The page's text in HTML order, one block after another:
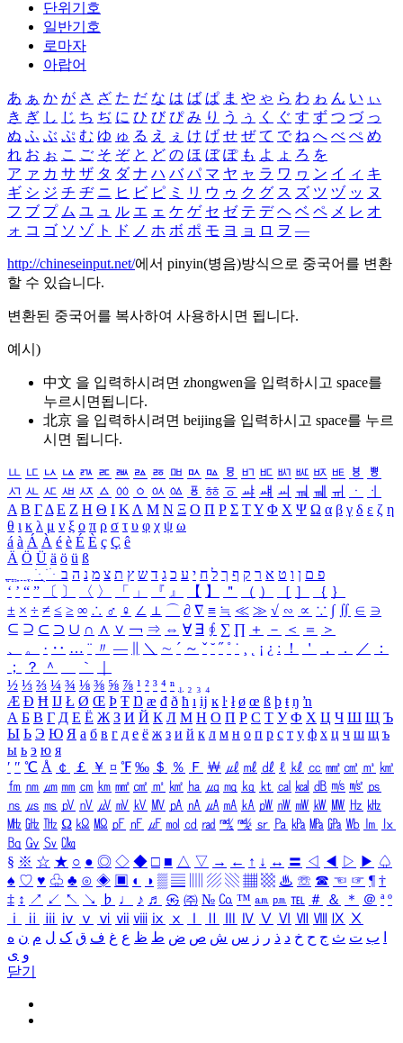
단위기호
일반기호
로마자
아랍어
あ ぁ か が さ ざ た だ な は ば ぱ ま や ゃ ら わ ゎ ん い ぃ
き ぎ し じ ち ぢ に ひ び ぴ み り う ぅ く ぐ す ず つ づ っ
ぬ ふ ぶ ぷ む ゆ ゅ る え ぇ け げ せ ぜ て で ね へ べ ぺ め
れ お ぉ こ ご そ ぞ と ど の ほ ぼ ぽ も よ ょ ろ を
ア ァ カ サ ザ タ ダ ナ ハ バ パ マ ヤ ャ ラ ワ ヮ ン イ ィ キ
ギ シ ジ チ ヂ ニ ヒ ビ ピ ミ リ ウ ゥ ク グ ス ズ ツ ヅ ッ ヌ
フ ブ プ ム ユ ュ ル エ ェ ケ ゲ セ ゼ テ デ ヘ ベ ペ メ レ オ
ォ コ ゴ ソ ゾ ト ド ノ ホ ボ ポ モ ヨ ョ ロ ヲ ―
http://chineseinput.net/에서 pinyin(병음)방식으로 중국어를 변환
할 수 있습니다.
변환된 중국어를 복사하여 사용하시면 됩니다.
예시)
中文 을 입력하시려면 zhongwen을 입력하시고 space를
누르시면됩니다.
北京 을 입력하시려면 beijing을 입력하시고 space를 누르
시면 됩니다.
ㅥ ㅦ ㅧ ㅨ ㅩ ㅪ ㅫ ㅬ ㅭ ㅮ ㅯ ㅰ ㅱ ㅲ ㅳ ㅴ ㅵ ㅶ ㅷ ㅸ
ㅹ
ㅺ ㅻ ㅼ ㅽ ㅾ ㅿ ㆀ ㆁ ㆂ ㆃ ㆄ ㆅ ㆆ ㆇ ㆈ ㆉ ㆊ ㆋ ㆌ ㆍ
ㆎ
Α Β ΓΔ Ε Ζ Η Θ Ι ΚΛ Μ Ν Ξ Ο Π Ρ Σ ΤΥ Φ Χ Ψ Ω α β γ δ ε ζ η
θ ι κ λ μ ν ξ ο π ρ σ τ υ φ χ ψ ω
á à Á À é è É È ç Ç ê
Ä Ö Ü ä ö ü ß
ִֶֹ ֻּ ׁׂ פ ם ן ו ט א ר ק ף ך ל ח י ע כ ג ד ש ץ ת צ מ נ ה ב
‘ ’ “ ” 〔 〕 〈 〉 「 」 『 』 【 】 ＂ （ ） ［ ］ ｛ ｝
± × ÷ ≠ ≤ ≥ ∞ ∴ ♂ ♀ ∠ ⊥ ⌒ ∂ ∇ ≡ ≒ ≪ ≫ √ ∽ ∝ ∵ ∫ ∬ ∈ ∋
⊆ ⊇ ⊂ ⊃ ∪ ∩ ∧ ∨ ￢ ⇒ ⇔ ∀ ∃ ∮ ∑ ∏ ＋ － ＜ ＝
＞
、
。 · ‥ … ¨ 〃 ― ＼ ∼ ´ ～ ˇ ˘ ˝ ˚ ˙ ¸ ¡ ¿ ː ！ ＇ ， ． ／
：
；
？ ＾ ｀
½ ⅓ ⅔ ¼ ¾ ⅛ ⅜ ⅝ ⅞ ¹ ² ³ ⁴ ⁿ ₁ ₂ ₃ ₄
Æ Ð Ħ Ĳ Ł Ø Œ Þ Ŧ Ŋ æ đ ð ħ ı ĳ ĸ ŀ ł ø œ ß þ ŧ ŋ ŉ
А Б В Г Д Е Ё Ж З И Й К Л М Н О П Р С Т У Ф Х Ц Ч Ш Щ Ъ
Ы Ь Э Ю Я а б в г д е ё ж з и й к л м н о п р с т у ф х ц ч ш щ ъ
ы ь э ю я
′ ″ ℃ Å ￠ ￡ ￥ ¤ ℉ ‰ ＄ ％ Ｆ ￦ ㎕ ㎖ ㎗ ℓ ㎘ ㏄ ㎣ ㎤ ㎥ ㎦
㎙ ㎚ ㎛ ㎜ ㎝ ㎞ ㎟ ㎠ ㎡ ㎢ ㏊ ㎍ ㎎ ㎏ ㏏ ㎈ ㎉ ㏈ ㎧ ㎨ ㎰
㎱ ㎲ ㎳ ㎴ ㎵ ㎶ ㎷ ㎸ ㎹ ㎀ ㎁ ㎂ ㎃ ㎄ ㎺ ㎻ ㎽ ㎾ ㎿ ㎐ ㎑
㎒ ㎓ ㎔ Ω ㏀ ㏁ ㎊ ㎋ ㎌ ㏖ ㏅ ㎭ ㎮ ㎯ ㏛ ㎩ ㎪ ㎫ ㎬ ㏝ ㏐
㏓
㏃ ㏉ ㏜ ㏆
§ ※ ☆ ★ ○ ● ◎ ◇ ◆ □ ■ △ ▽ → ← ↑ ↓ ↔ 〓 ◁ ◀ ▷ ▶ ♤
♠ ♡ ♥ ♧ ♣ ⊙ ◈ ▣ ◐ ◑ ▒ ▤ ▨ ▧ ▦ ▩ ♨ ☏ ☎ ☜ ☞ ¶ †
‡ ↕ ↗ ↙ ↖ ↘ ♭ ♩ ♪ ♬ ㉿ ㈜ № ㏇ ™ ㏂ ㏘ ℡ ＃ ＆ ＊ ＠ ª º
ⅰ
ⅱ ⅲ ⅳ ⅴ ⅵ ⅶ ⅷ ⅸ ⅹ Ⅳ Ⅴ Ⅵ Ⅶ Ⅷ Ⅸ Ⅹ
ب ت ث ج ح خ د ذ ر ز س ش ص ض ط ظ ع غ ف ق ک ل م ن ه
و ی
닫기